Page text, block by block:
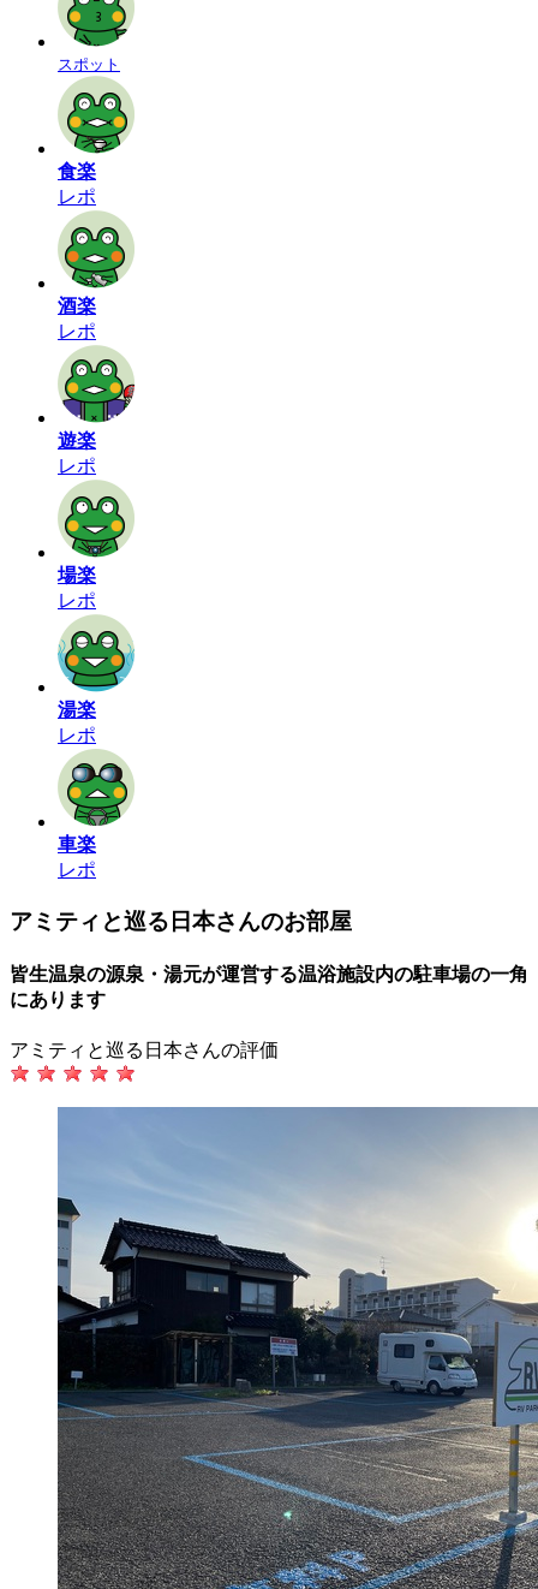
スポット
食楽
レポ
酒楽
レポ
遊楽
レポ
場楽
レポ
湯楽
レポ
車楽
レポ
アミティと巡る日本さんのお部屋
皆生温泉の源泉・湯元が運営する温浴施設内の駐車場の一角
にあります
アミティと巡る日本さんの評価